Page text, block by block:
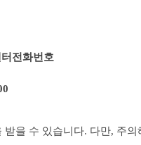
전화번호
받을 수 있습니다. 다만, 주의